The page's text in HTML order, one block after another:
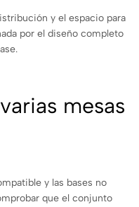
y el espacio para
por el diseño completo
mesas
y las bases no
que el conjunto